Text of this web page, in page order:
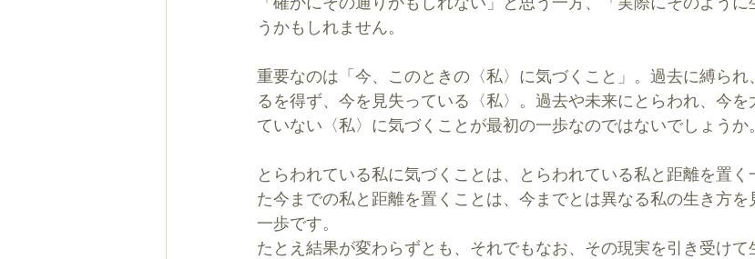
うかもしれません。
重要なのは「今、このときの〈私〉に気づくこと」。過去に縛ら
るを得ず、今を見失っている〈私〉。過去や未来にとらわれ、今を
ていない〈私〉に気づくことが最初の一歩なのではないでしょうか。
とらわれている私に気づくことは、とらわれている私と距離を置
た今までの私と距離を置くことは、今までとは異なる私の生き方
一歩です。
たとえ結果が変わらずとも、それでもなお、その現実を引き受け